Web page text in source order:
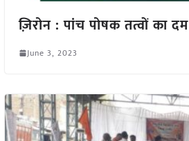
ज़िरोन : पांच पोषक तत्वों का दम
June 3, 2023